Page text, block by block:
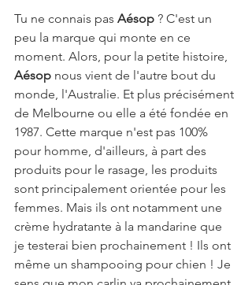
Tu ne connais pas Aésop ? C'est un
peu la marque qui monte en ce
moment. Alors, pour la petite histoire,
Aésop nous vient de l'autre bout du
monde, l'Australie. Et plus précisément
de Melbourne ou elle a été fondée en
1987. Cette marque n'est pas 100%
pour homme, d'ailleurs, à part des
produits pour le rasage, les produits
sont principalement orientée pour les
femmes. Mais ils ont notamment une
crème hydratante à la mandarine que
je testerai bien prochainement ! Ils ont
même un shampooing pour chien ! Je